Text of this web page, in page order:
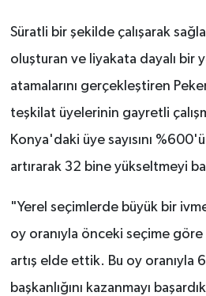
Süratli bir şekilde çalışarak
oluşturan ve liyakata dayalı bir
atamalarını gerçekleştiren
teşkilat üyelerinin gayretli
Konya'daki üye sayısını
artırarak 32 bine yükseltmeyi
"Yerel seçimlerde büyük bir
oy oranıyla önceki seçime
artış elde ettik. Bu oy oranıyla
başkanlığını kazanmayı